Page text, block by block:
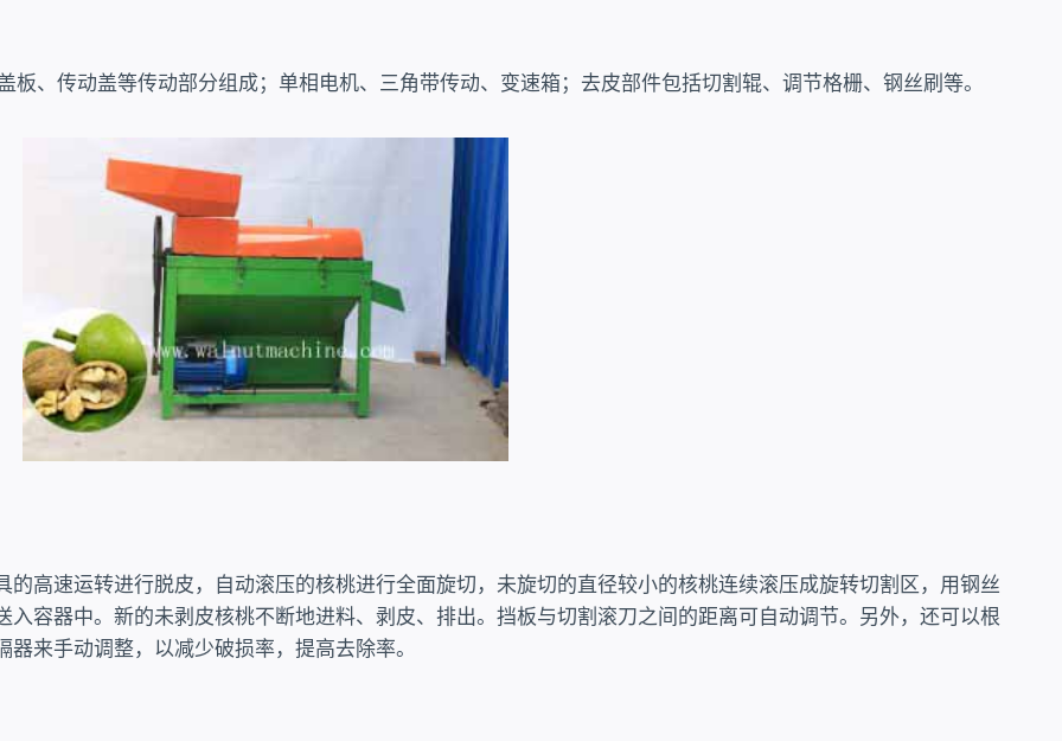
、传动盖等传动部分组成；单相电机、三角带传动、变速箱；去皮部件包括切割辊、调节格栅、钢丝刷等。
高速运转进行脱皮，自动滚压的核桃进行全面旋切，未旋切的直径较小的核桃连续滚压成旋转切割区，用钢丝
容器中。新的未剥皮核桃不断地进料、剥皮、排出。挡板与切割滚刀之间的距离可自动调节。另外，还可以根
来手动调整，以减少破损率，提高去除率。